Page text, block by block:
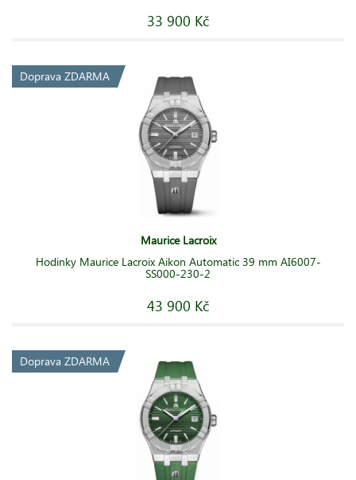
33 900 Kč
Doprava ZDARMA
Maurice Lacroix
Hodinky Maurice Lacroix Aikon Automatic 39 mm AI6007-
SS000-230-2
43 900 Kč
Doprava ZDARMA